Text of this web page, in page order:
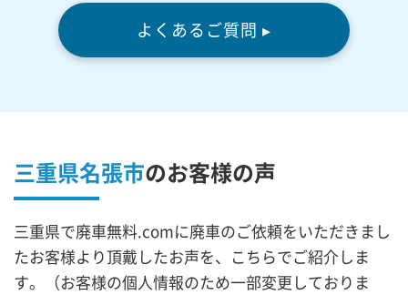
よくあるご質問 ▸
三重県名張市のお客様の声
三重県で廃車無料.comに廃車のご依頼をいただきまし
たお客様より頂戴したお声を、こちらでご紹介しま
す。（お客様の個人情報のため一部変更しておりま